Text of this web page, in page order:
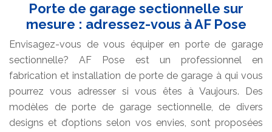
Porte de garage sectionnelle sur
mesure : adressez-vous à AF Pose
Envisagez-vous de vous équiper en porte de garage
sectionnelle? AF Pose est un professionnel en
fabrication et installation de porte de garage à qui vous
pourrez vous adresser si vous êtes à Vaujours. Des
modèles de porte de garage sectionnelle, de divers
designs et d’options selon vos envies, sont proposées